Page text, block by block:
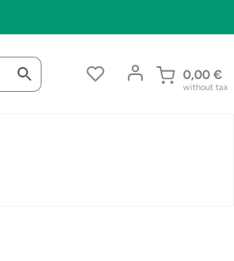
0,00 €
without tax